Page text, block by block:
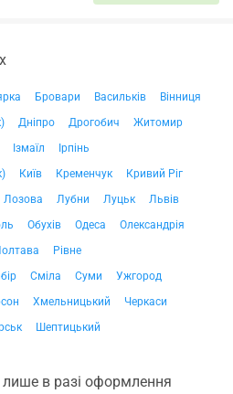
Бровари Васильків
Вінниця
Дніпро Дрогобич
Житомир
Ізмаїл
Ірпінь
Київ Кременчук
Кривий Ріг
Лозова Лубни Луцьк
Львів
Обухів Одеса
Олександрія
Рівне
Сміла Суми
Ужгород
Хмельницький
Черкаси
Шептицький
лише в разі оформлення